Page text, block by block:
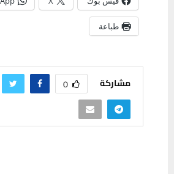
طباعة
مشاركة 0